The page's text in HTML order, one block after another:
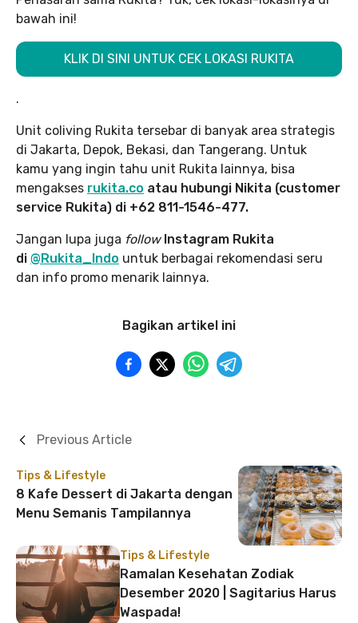
bawah ini!
KLIK DI SINI UNTUK CEK LOKASI RUKITA
.
Unit coliving Rukita tersebar di banyak area strategis
di Jakarta, Depok, Bekasi, dan Tangerang. Untuk
kamu yang ingin tahu unit Rukita lainnya, bisa
mengakses rukita.co atau hubungi Nikita (customer
service Rukita) di +62 811-1546-477.
Jangan lupa juga follow Instagram Rukita
di @Rukita_Indo untuk berbagai rekomendasi seru
dan info promo menarik lainnya.
Bagikan artikel ini
Tips & Lifestyle
8 Kafe Dessert di Jakarta dengan
Menu Semanis Tampilannya
Previous Article
Tips & Lifestyle
Ramalan Kesehatan Zodiak
Desember 2020 | Sagitarius Harus
Waspada!